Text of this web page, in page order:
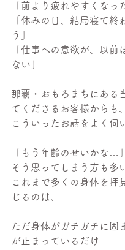
「前より疲れやすくなっ
「休みの日、結局寝て終
う」
「仕事への意欲が、以前
ない」
那覇・おもろまちにある
てくださるお客様からも、
こういったお話をよく伺
「もう年齢のせいかな…」
そう思ってしまう方も多
これまで多くの身体を拝
じるのは、
ただ身体がガチガチに固
が止まっているだけ